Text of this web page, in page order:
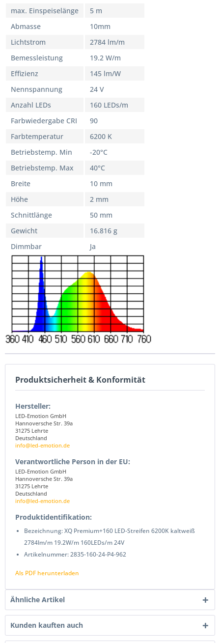
max. Einspeiselänge
5 m
Abmasse
10mm
Lichtstrom
2784 lm/m
Bemessleistung
19.2 W/m
Effizienz
145 lm/W
Nennspannung
24 V
Anzahl LEDs
160 LEDs/m
Farbwiedergabe CRI
90
Farbtemperatur
6200 K
Betriebstemp. Min
-20°C
Betriebstemp. Max
40°C
Breite
10 mm
Höhe
2 mm
Schnittlänge
50 mm
Gewicht
16.816 g
Dimmbar
Ja
Produktsicherheit & Konformität
Hersteller:
LED-Emotion GmbH
Hannoversche Str. 39a
31275 Lehrte
Deutschland
info@led-emotion.de
Verantwortliche Person in der EU:
LED-Emotion GmbH
Hannoversche Str. 39a
31275 Lehrte
Deutschland
info@led-emotion.de
Produktidentifikation:
Bezeichnung: XQ Premium+160 LED-Streifen 6200K kaltweiß
2784lm/m 19.2W/m 160LEDs/m 24V
Artikelnummer: 2835-160-24-P4-962
Als PDF herunterladen
Ähnliche Artikel
Kunden kauften auch